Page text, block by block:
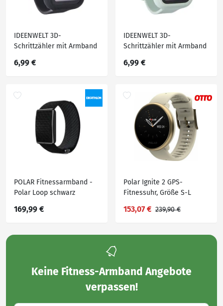
IDEENWELT 3D-
Schrittzähler mit Armband
6,99 €
IDEENWELT 3D-
Schrittzähler mit Armband
6,99 €
POLAR Fitnessarmband -
Polar Loop schwarz
169,99 €
Polar Ignite 2 GPS-
Fitnessuhr, Größe S-L
153,07 € 239,90 €
Keine Fitness-Armband Angebote
verpassen!